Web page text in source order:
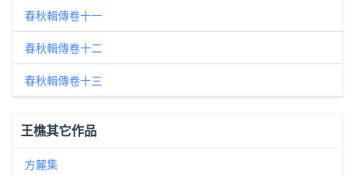
春秋輯傳卷十一
春秋輯傳卷十二
春秋輯傳卷十三
王樵其它作品
方麓集